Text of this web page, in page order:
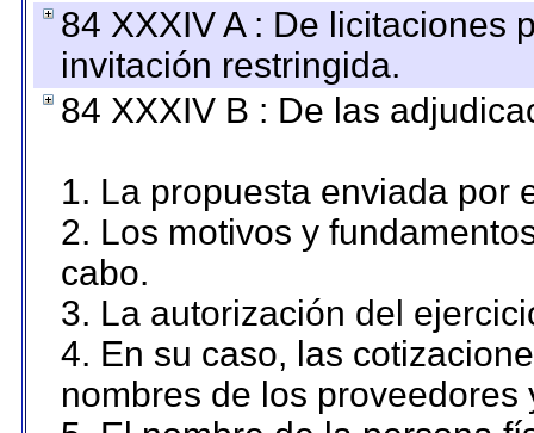
84 XXXIV A : De licitaciones
invitación restringida.
84 XXXIV B : De las
1. La propuesta enviada por
2. Los motivos y
cabo.
3. La autorización del
4. En su caso, las
nombres de los proveedores